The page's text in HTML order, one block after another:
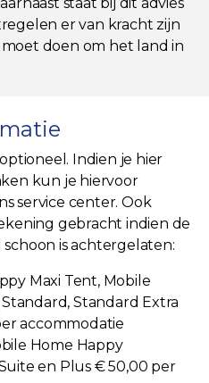
er van kracht zijn
doen om het land in
Indien je hier
kun je hiervoor
service center. Ook
gebracht indien de
is achtergelaten:
Maxi Tent, Mobile
Standard, Standard Extra
accommodatie
Home Happy
en Plus € 50,00 per